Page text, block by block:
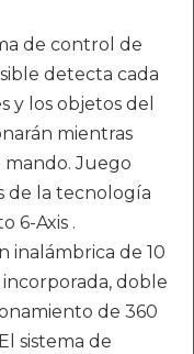
de control de
detecta cada
y los objetos del
mientras
mando. Juego
de la tecnología
6-Axis .
inalámbrica de 10
doble
de 360
sistema de